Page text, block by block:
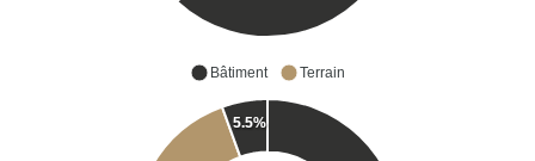
Bâtiment Terrain
5.5%